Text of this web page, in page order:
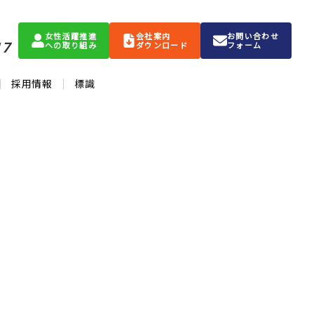
採用情報 標識
女性活躍推進
への取り組み
会社案内
ダウンロード
お問い合わせ
フォーム